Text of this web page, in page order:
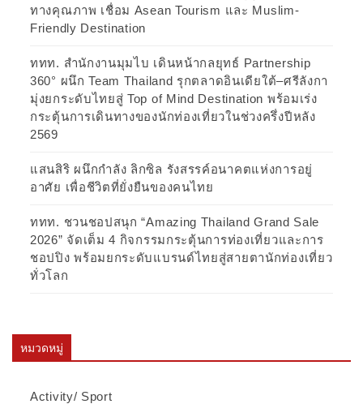
ทางคุณภาพ เชื่อม Asean Tourism และ Muslim-
Friendly Destination
ททท. สำนักงานมุมไบ เดินหน้ากลยุทธ์ Partnership
360° ผนึก Team Thailand รุกตลาดอินเดียใต้–ศรีลังกา
มุ่งยกระดับไทยสู่ Top of Mind Destination พร้อมเร่ง
กระตุ้นการเดินทางของนักท่องเที่ยวในช่วงครึ่งปีหลัง
2569
แสนสิริ ผนึกกำลัง ลิกซิล รังสรรค์อนาคตแห่งการอยู่
อาศัย เพื่อชีวิตที่ยั่งยืนของคนไทย
ททท. ชวนชอปสนุก “Amazing Thailand Grand Sale
2026” จัดเต็ม 4 กิจกรรมกระตุ้นการท่องเที่ยวและการ
ชอปปิง พร้อมยกระดับแบรนด์ไทยสู่สายตานักท่องเที่ยว
ทั่วโลก
หมวดหมู่
Activity/ Sport